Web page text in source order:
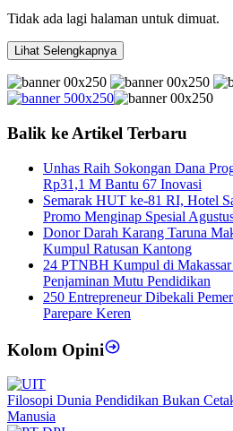
Tidak ada lagi halaman untuk dimuat.
Lihat Selengkapnya
Balik ke Artikel Terbaru
Unhas Raih Sokongan Dana
Rp31,1 M Bantu 67 Inovasi
Semarak HUT ke-81 RI, Hotel
Promo Menginap Spesial
Donor Darah Karang Taruna
Kumpul Ratusan Kantong
24 PTNBH Kumpul di Makassar
Penjaminan Mutu Pendidikan
250 Entrepreneur Dibekali
Parepare Keren
Kolom Opini
Filosopi Dunia Pendidikan Bukan
Manusia